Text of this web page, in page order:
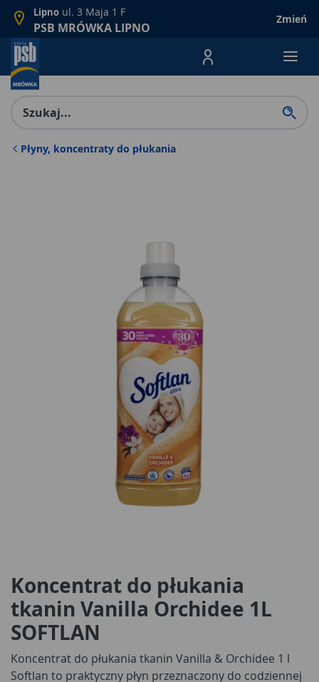
Lipno ul. 3 Maja 1 F
PSB MRÓWKA LIPNO
Zmień
Menu Produktów,
Płyny, koncentraty do płukania
Koncentrat do płukania
tkanin Vanilla Orchidee 1L
SOFTLAN
Koncentrat do płukania tkanin Vanilla & Orchidee 1 l
Softlan to praktyczny płyn przeznaczony do codziennej